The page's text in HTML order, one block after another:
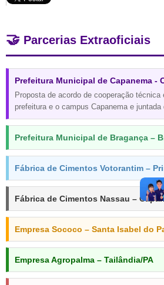
🤝 Parcerias Extraoficiais
Prefeitura Municipal de Capanema -
Proposta de acordo de cooperação
prefeitura e o campus Capanema e juntada
Prefeitura Municipal de Bragança –
Fábrica de Cimentos Votorantim –
Fábrica de Cimentos Nassau –
Empresa Sococo – Santa Isabel do
Empresa Agropalma – Tailândia/PA